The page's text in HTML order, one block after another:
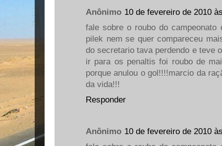
Anônimo 10 de fevereiro de 2010
fale sobre o roubo do
pilek nem se quer compareceu
do secretario tava perdendo e teve
ir para os penaltis foi roubo de
porque anulou o gol!!!!marcio da
da vida!!!
Responder
Anônimo 10 de fevereiro de 2010